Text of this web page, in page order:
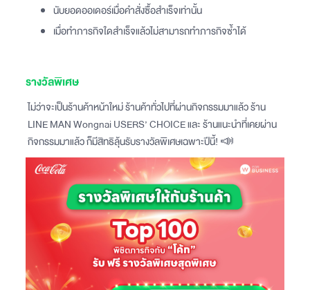
นับยอดออเดอร์เมื่อคำสั่งซื้อสำเร็จเท่านั้น
เมื่อทำภารกิจใดสำเร็จแล้วไม่สามารถทำภารกิจซ้ำได้
รางวัลพิเศษ
ไม่ว่าจะเป็นร้านค้าหน้าใหม่ ร้านค้าทั่วไปที่ผ่านกิจกรรมมาแล้ว ร้าน
LINE MAN Wongnai USERS’ CHOICE และ ร้านแนะนำที่เคยผ่าน
กิจกรรมมาแล้ว ก็มีสิทธิลุ้นรับรางวัลพิเศษเฉพาะปีนี้! 📣